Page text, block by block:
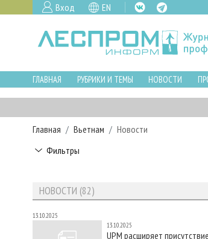
Вход EN
ГЛАВНАЯ РУБРИКИ И ТЕМЫ НОВОСТИ
Главная Вьетнам
Новости
Фильтры
НОВОСТИ (82)
13.10.2025
13.10.2025
UPM расширяет